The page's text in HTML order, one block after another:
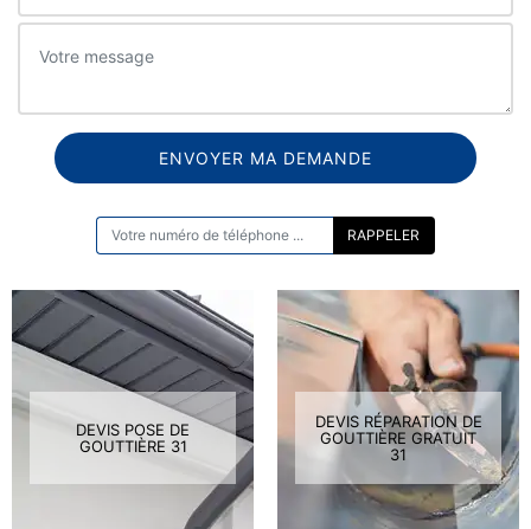
DEVIS POSE DE
GOUTTIÈRE 31
DEVIS RÉPARATION DE
GOUTTIÈRE GRATUIT
31